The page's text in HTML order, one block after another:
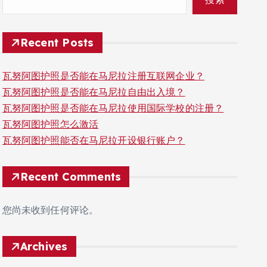
Recent Posts
瓦努阿图护照是否能在马尼拉注册互联网企业？
瓦努阿图护照是否能在马尼拉自由出入境？
瓦努阿图护照是否能在马尼拉使用国际学校的注册？
瓦努阿图护照怎么激活
瓦努阿图护照能否在马尼拉开设银行账户？
Recent Comments
您尚未收到任何评论。
Archives